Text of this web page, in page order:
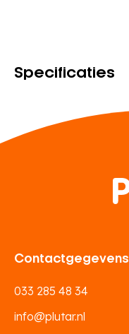
Specificaties
Contactgegevens
033 285 48 34
info@plutar.nl